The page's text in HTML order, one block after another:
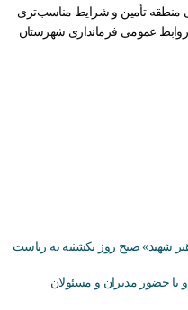
منطقه تأمین و شرایط مناسب‌تری
عمومی فرمانداری شهرستان
شهید» صبح روز یکشنبه به ریاست
حضور مدیران و مسئولان